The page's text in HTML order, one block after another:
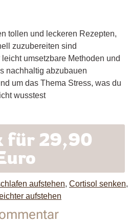
tollen und leckeren Rezepten,
zuzubereiten sind
umsetzbare Methoden und
nachhaltig abzubauen
um das Thema Stress, was du
wusstest
für 29,90
aufstehen, Cortisol senken,
aufstehen